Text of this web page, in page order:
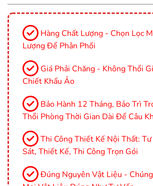
Hàng Chất Lượng - Chọn Lọc
Lượng Để Phân Phối
Giá Phải Chăng - Không Thổi
Chiết Khấu Ảo
Bảo Hành 12 Tháng, Bảo Trì
Thổi Phòng Thời Gian Dài Để Câu
Thi Công Thiết Kế Nội Thất: Tư
Sát, Thiết Kế, Thi Công Trọn Gói
Đúng Nguyên Vật Liệu -